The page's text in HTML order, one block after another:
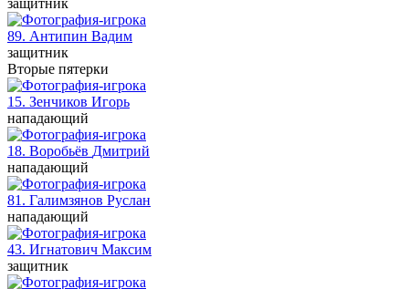
89. Антипин Вадим
защитник
Вторые пятерки
15. Зенчиков Игорь
нападающий
18. Воробьёв Дмитрий
нападающий
81. Галимзянов Руслан
нападающий
43. Игнатович Максим
защитник